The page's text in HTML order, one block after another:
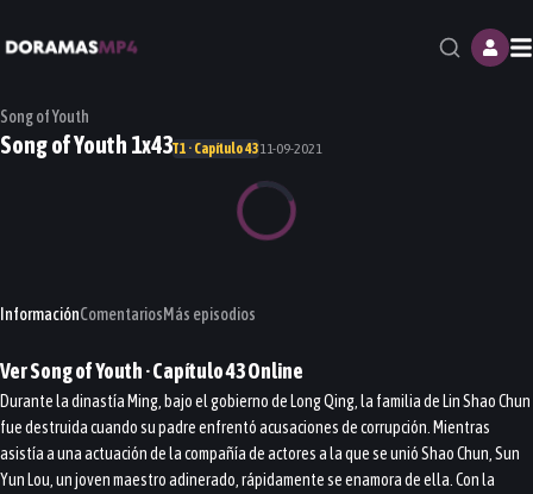
Song of Youth
Song of Youth 1x43T1 · Capítulo 4311-09-2021
InformaciónComentariosMás episodios
VerSong of Youth· Capítulo43Online
Durante la dinastía Ming, bajo el gobierno de Long Qing, la familia de Lin Shao Chun
fue destruida cuando su padre enfrentó acusaciones de corrupción. Mientras
asistía a una actuación de la compañía de actores a la que se unió Shao Chun, Sun
Yun Lou, un joven maestro adinerado, rápidamente se enamora de ella. Con la